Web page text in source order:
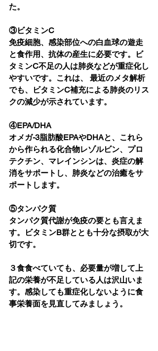
た。
③ビタミンC
免疫細胞、感染部位への白血球の遊走
と食作用、抗体の産生に必要です。ビ
タミンC不足の人は肺炎などが重症化し
やすいです。これは、 最近のメタ解析
でも、ビタミンC補充による肺炎のリス
クの減少が示されています。
④EPA/DHA
オメガ-3脂肪酸EPAやDHAと、これら
から作られる化合物レゾルビン、プロ
テクチン、マレインシンは、炎症の解
消をサポートし、肺炎などの治癒をサ
ポートします。
⑤タンパク質
タンパク質代謝が免疫の要とも言えま
す。ビタミンB群ととも十分な摂取が大
切です。
３食食べていても、必要量が増して上
記の栄養が不足している人は沢山いま
す。感染しても重症化しないように食
事栄養面を見直してみましょう。